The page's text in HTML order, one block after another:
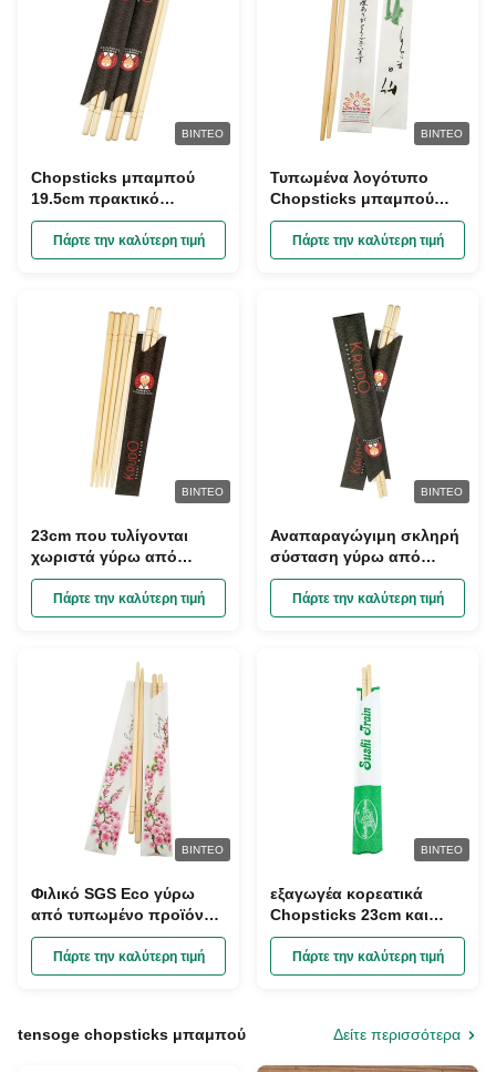
ΒΊΝΤΕΟ
Chopsticks μπαμπού
19.5cm πρακτικό
εστιατόριο, βιώσιμα
ιαπωνικά Chopsticks
συνήθειας
Πάρτε την καλύτερη τιμή
ΒΊΝΤΕΟ
Τυπωμένα λογότυπο
Chopsticks μπαμπού
εστιατορίων κινεζικά,
ξύλινα Chopsticks
διδύμων
Πάρτε την καλύτερη τιμή
ΒΊΝΤΕΟ
23cm που τυλίγονται
χωριστά γύρω από
Chopsticks μπαμπού τα
εξαρτήματα κουζινών
Πάρτε την καλύτερη τιμή
ΒΊΝΤΕΟ
Αναπαραγώγιμη σκληρή
σύσταση γύρω από
Chopsticks μπαμπού το
τυπωμένο συνήθεια
λογότυπο εργαλείων
Πάρτε την καλύτερη τιμή
ΒΊΝΤΕΟ
Φιλικό SGS Eco γύρω
από τυπωμένο προϊόν
μίας χρήσης μανικιών
μπαμπού το Chopsticks
Πάρτε την καλύτερη τιμή
ΒΊΝΤΕΟ
εξαγωγέα κορεατικά
Chopsticks 23cm και
κουτάλι, φορητά
Chopsticks Hashi
Πάρτε την καλύτερη τιμή
tensoge chopsticks μπαμπού Δείτε περισσότερα